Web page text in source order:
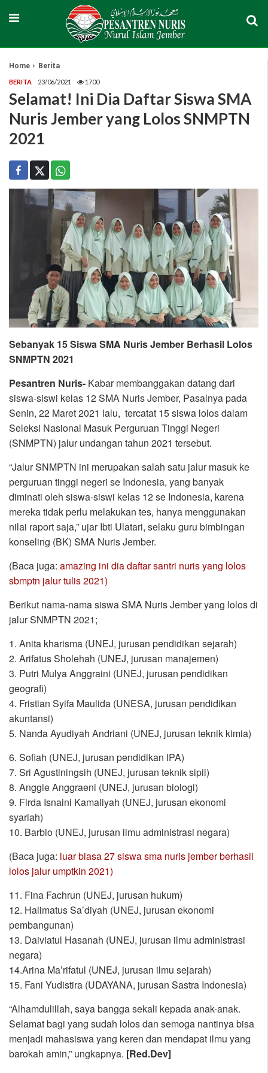
Home Berita
BERITA 23/06/2021 1700
Selamat! Ini Dia Daftar Siswa SMA
Nuris Jember yang Lolos SNMPTN
2021
Sebanyak 15 Siswa SMA Nuris Jember Berhasil Lolos
SNMPTN 2021
Pesantren Nuris- Kabar membanggakan datang dari
siswa-siswi kelas 12 SMA Nuris Jember, Pasalnya pada
Senin, 22 Maret 2021 lalu, tercatat 15 siswa lolos dalam
Seleksi Nasional Masuk Perguruan Tinggi Negeri
(SNMPTN) jalur undangan tahun 2021 tersebut.
“Jalur SNMPTN ini merupakan salah satu jalur masuk ke
perguruan tinggi negeri se Indonesia, yang banyak
diminati oleh siswa-siswi kelas 12 se Indonesia, karena
mereka tidak perlu melakukan tes, hanya menggunakan
nilai raport saja,” ujar Ibti Ulatari, selaku guru bimbingan
konseling (BK) SMA Nuris Jember.
(Baca juga: amazing ini dia daftar santri nuris yang lolos
sbmptn jalur tulis 2021)
Berikut nama-nama siswa SMA Nuris Jember yang lolos di
jalur SNMPTN 2021;
1. Anita kharisma (UNEJ, jurusan pendidikan sejarah)
2. Arifatus Sholehah (UNEJ, jurusan manajemen)
3. Putri Mulya Anggraini (UNEJ, jurusan pendidikan
geografi)
4. Fristian Syifa Maulida (UNESA, jurusan pendidikan
akuntansi)
5. Nanda Ayudiyah Andriani (UNEJ, jurusan teknik kimia)
6. Sofiah (UNEJ, jurusan pendidikan IPA)
7. Sri Agustiningsih (UNEJ, jurusan teknik sipil)
8. Anggie Anggraeni (UNEJ, jurusan biologi)
9. Firda Isnaini Kamaliyah (UNEJ, jurusan ekonomi
syariah)
10. Barbio (UNEJ, jurusan ilmu administrasi negara)
(Baca juga: luar biasa 27 siswa sma nuris jember berhasil
lolos jalur umptkin 2021)
11. Fina Fachrun (UNEJ, jurusan hukum)
12. Halimatus Sa’diyah (UNEJ, jurusan ekonomi
pembangunan)
13. Daiviatul Hasanah (UNEJ, jurusan ilmu administrasi
negara)
14.Arina Ma’rifatul (UNEJ, jurusan ilmu sejarah)
15. Fani Yudistira (UDAYANA, jurusan Sastra Indonesia)
“Alhamdulillah, saya bangga sekali kepada anak-anak.
Selamat bagi yang sudah lolos dan semoga nantinya bisa
menjadi mahasiswa yang keren dan mendapat ilmu yang
barokah amin,” ungkapnya. [Red.Dev]